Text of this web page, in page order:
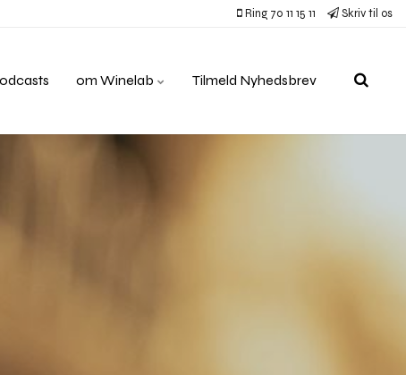
Ring 70 11 15 11 Skriv til os
om Winelab Tilmeld Nyhedsbrev